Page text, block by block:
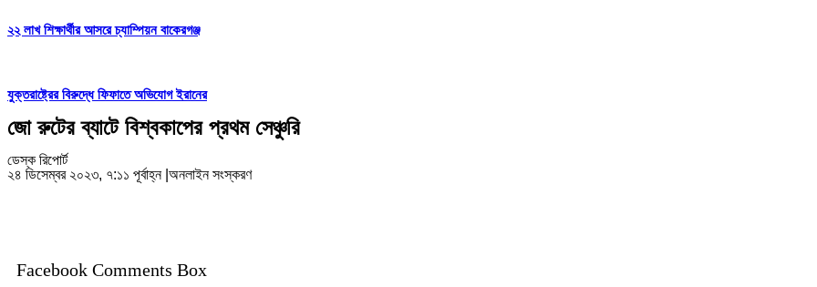
২২ লাখ শিক্ষার্থীর আসরে চ্যাম্পিয়ন বাকেরগঞ্জ
যুক্তরাষ্ট্রের বিরুদ্ধে ফিফাতে অভিযোগ ইরানের
জো রুটের ব্যাটে বিশ্বকাপের প্রথম সেঞ্চুরি
ডেস্ক রিপোর্ট
২৪ ডিসেম্বর ২০২৩, ৭:১১ পূর্বাহ্ন অনলাইন সংস্করণ
Facebook Comments Box